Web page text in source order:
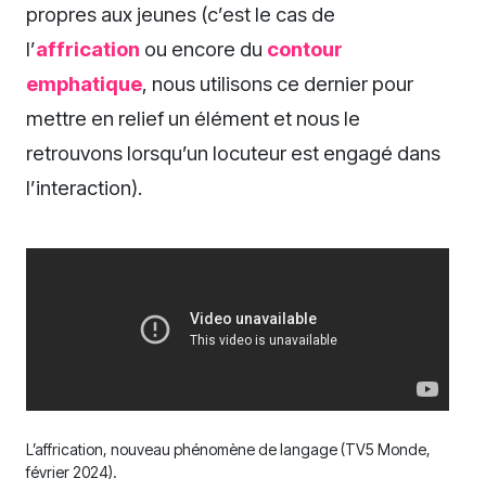
propres aux jeunes (c’est le cas de
l’affrication ou encore du contour
emphatique, nous utilisons ce dernier pour
mettre en relief un élément et nous le
retrouvons lorsqu’un locuteur est engagé dans
l’interaction).
L’affrication, nouveau phénomène de langage (TV5 Monde,
février 2024).